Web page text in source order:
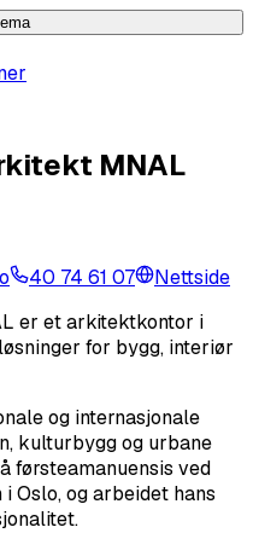
MNAL
40 74 61 07
Nettside
er et arkitektkontor i
for bygg, interiør
og internasjonale
kulturbygg og urbane
førsteamanuensis ved
Oslo, og arbeidet hans